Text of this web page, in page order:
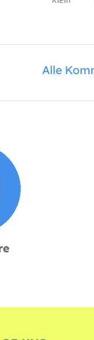
Alle